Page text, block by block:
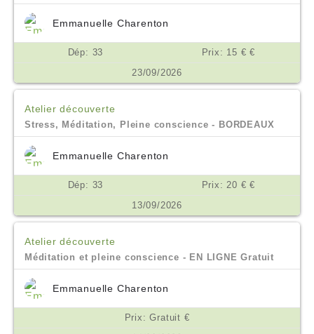
Emmanuelle Charenton
Dép: 33
Prix: 15 € €
23/09/2026
Atelier découverte
Stress, Méditation, Pleine conscience - BORDEAUX
Emmanuelle Charenton
Dép: 33
Prix: 20 € €
13/09/2026
Atelier découverte
Méditation et pleine conscience - EN LIGNE Gratuit
Emmanuelle Charenton
Prix: Gratuit €